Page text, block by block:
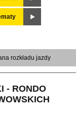
rozkładu jazdy
- RONDO